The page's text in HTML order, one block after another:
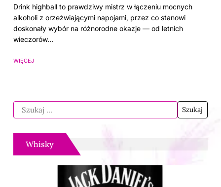
Drink highball to prawdziwy mistrz w łączeniu mocnych
alkoholi z orzeźwiającymi napojami, przez co stanowi
doskonały wybór na różnorodne okazje — od letnich
wieczorów…
WIĘCEJ
Whisky